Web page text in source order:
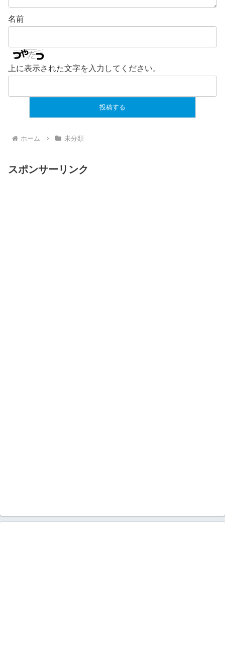
名前
上に表示された文字を入力してください。
ホーム 未分類
スポンサーリンク